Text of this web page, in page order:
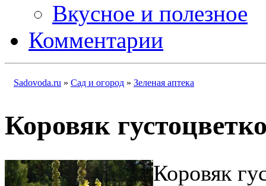
Вкусное и полезное
Комментарии
Sadovoda.ru » Сад и огород » Зеленая аптека
Коровяк
Коровяк